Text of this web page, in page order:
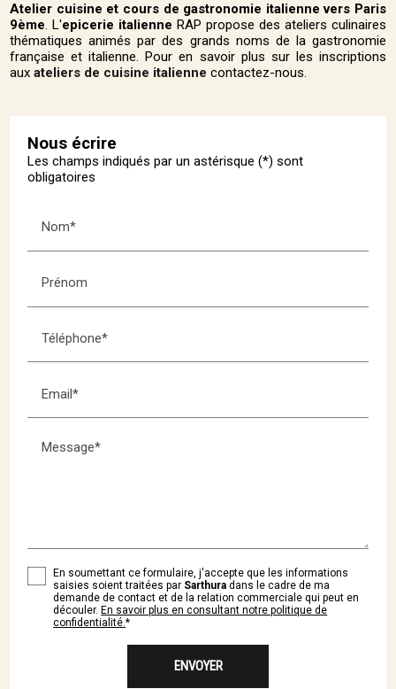
Atelier cuisine et cours de gastronomie italienne vers Paris
9ème. L'epicerie italienne RAP propose des ateliers culinaires
thématiques animés par des grands noms de la gastronomie
française et italienne. Pour en savoir plus sur les inscriptions
auxateliers de cuisine italienne contactez-nous.
Nous écrire
Les champs indiqués par un astérisque (*) sont
obligatoires
Nom*
Prénom
Téléphone*
Email*
Message*
En soumettant ce formulaire, j'accepte que les informations
saisies soient traitées par Sarthura dans le cadre de ma
demande de contact et de la relation commerciale qui peut en
découler. En savoir plus en consultant notre politique de
confidentialité.*